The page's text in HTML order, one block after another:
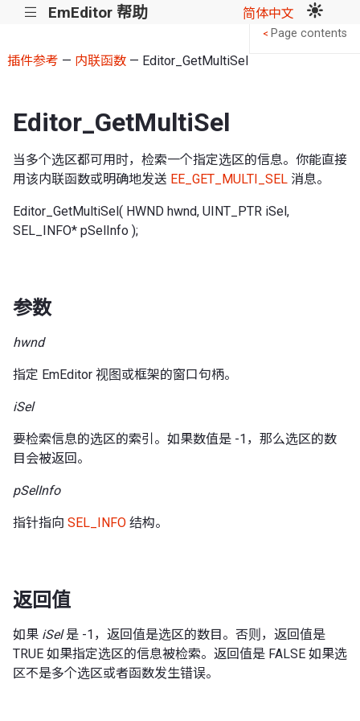
||| EmEditor 帮助 简体中文
插件参考 — 内联函数— Editor_GetMultiSel
Editor_GetMultiSel
当多个选区都可用时，检索一个指定选区的信息。你能直接
用该内联函数或明确地发送 EE_GET_MULTI_SEL 消息。
Editor_GetMultiSel( HWND hwnd, UINT_PTR iSel,
SEL_INFO* pSelInfo );
参数
hwnd
指定 EmEditor 视图或框架的窗口句柄。
iSel
要检索信息的选区的索引。如果数值是 -1，那么选区的数
目会被返回。
pSelInfo
指针指向 SEL_INFO 结构。
返回值
如果 iSel是 -1，返回值是选区的数目。否则，返回值是
TRUE 如果指定选区的信息被检索。返回值是 FALSE 如果选
区不是多个选区或者函数发生错误。
< Page contents